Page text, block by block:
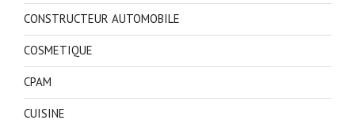
CONSTRUCTEUR AUTOMOBILE
COSMETIQUE
CPAM
CUISINE